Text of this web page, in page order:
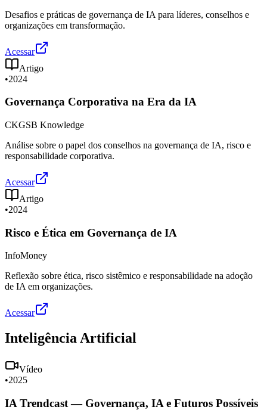
Desafios e práticas de governança de IA para líderes, conselhos e
organizações em transformação.
Acessar
Artigo
•2024
Governança Corporativa na Era da IA
CKGSB Knowledge
Análise sobre o papel dos conselhos na governança de IA, risco e
responsabilidade corporativa.
Acessar
Artigo
•2024
Risco e Ética em Governança de IA
InfoMoney
Reflexão sobre ética, risco sistêmico e responsabilidade na adoção
de IA em organizações.
Acessar
Inteligência Artificial
Vídeo
•2025
IA Trendcast — Governança, IA e Futuros Possíveis